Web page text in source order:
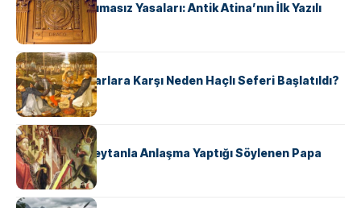
Draco’nun Acımasız Yasaları: Antik Atina’nın İlk Yazılı
Hukuk Kodu
KÜLTÜR
Avrupalı ​​Katharlara Karşı Neden Haçlı Seferi Başlatıldı?
KÜLTÜR
II. Silvester: Şeytanla Anlaşma Yaptığı Söylenen Papa
KÜLTÜR